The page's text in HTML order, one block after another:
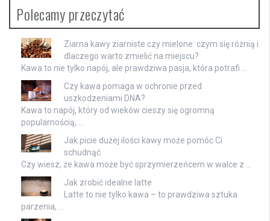
Polecamy przeczytać
Ziarna kawy ziarniste czy mielone: czym się różnią i
dlaczego warto zmielić na miejscu?
Kawa to nie tylko napój, ale prawdziwa pasja, która potrafi …
Czy kawa pomaga w ochronie przed
uszkodzeniami DNA?
Kawa to napój, który od wieków cieszy się ogromną
popularnością, …
Jak picie dużej ilości kawy może pomóc Ci
schudnąć
Czy wiesz, że kawa może być sprzymierzeńcem w walce z …
Jak zrobić idealne latte
Latte to nie tylko kawa – to prawdziwa sztuka
parzenia, …